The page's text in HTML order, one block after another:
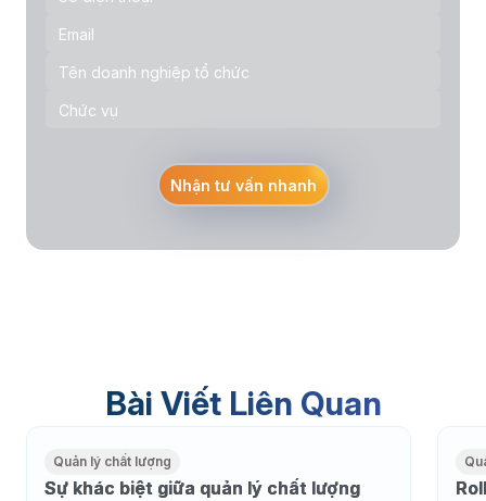
Nhận tư vấn nhanh
Bài Viết Liên Quan
Quản lý chất lượng
Sự khác biệt giữa quản lý chất lượng